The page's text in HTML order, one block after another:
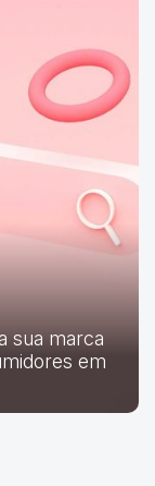
sua marca
em